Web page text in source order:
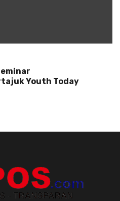
Youth Today